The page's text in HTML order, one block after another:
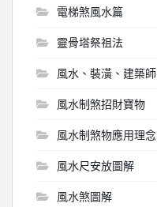
電梯煞風水篇
靈骨塔祭祖法
風水、裝潢、建築師
風水制煞招財寶物
風水制煞物應用理念
風水尺安放圖解
風水煞圖解